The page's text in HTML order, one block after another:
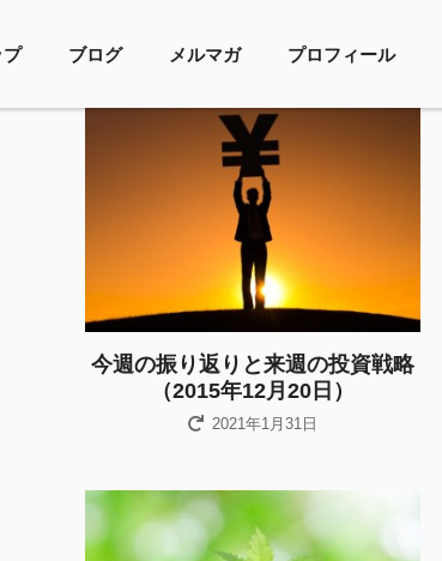
プ ブログ メルマガ プロフィール
今週の振り返りと来週の投資戦略
（2015年12月20日）
2021年1月31日